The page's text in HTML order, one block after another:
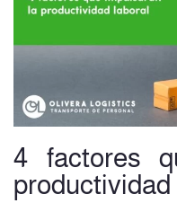
4 factores
productividad